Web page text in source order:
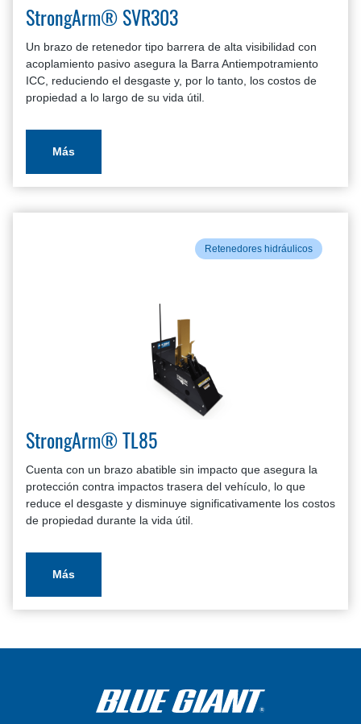
StrongArm® SVR303
Un brazo de retenedor tipo barrera de alta visibilidad con
acoplamiento pasivo asegura la Barra Antiempotramiento
ICC, reduciendo el desgaste y, por lo tanto, los costos de
propiedad a lo largo de su vida útil.
Más
Retenedores hidráulicos
StrongArm® TL85
Cuenta con un brazo abatible sin impacto que asegura la
protección contra impactos trasera del vehículo, lo que
reduce el desgaste y disminuye significativamente los costos
de propiedad durante la vida útil.
Más